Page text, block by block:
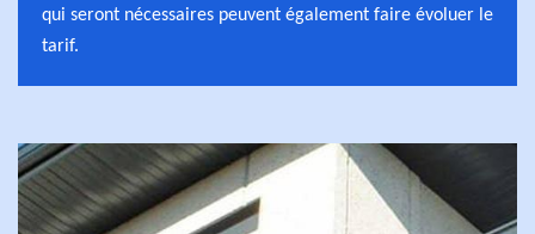
qui seront nécessaires peuvent également faire évoluer le
tarif.